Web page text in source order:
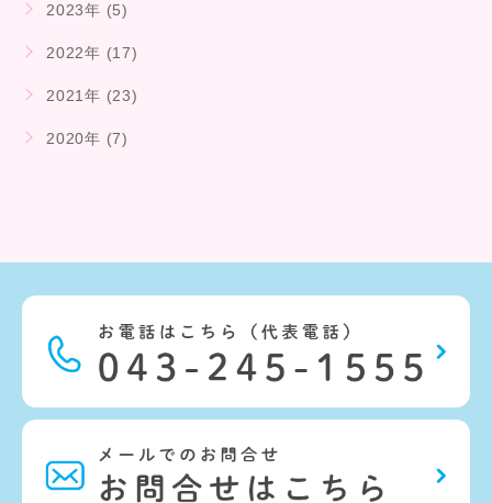
2023年 (5)
2022年 (17)
2021年 (23)
2020年 (7)